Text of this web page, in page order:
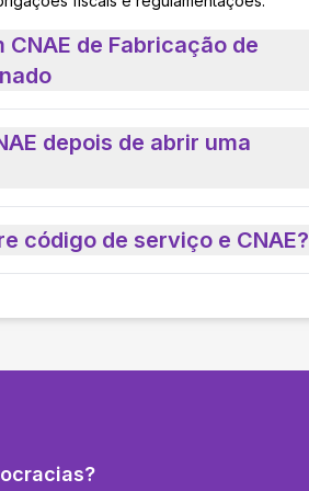
CNAE de Fabricação de
depois de abrir uma
código de serviço e CNAE?